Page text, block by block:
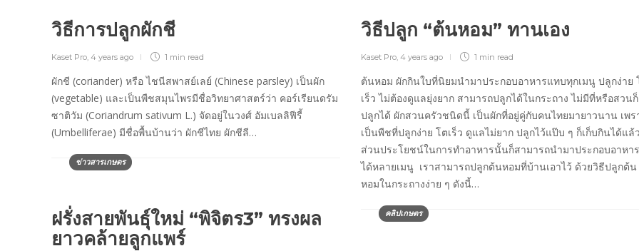
วิธีการปลูกผักชี
Kaset Pro, 4 years ago 1 min read
ผักชี (coriander) หรือ ไชนีสพาสย์เลย์ (Chinese parsley) เป็นผัก
(vegetable) และเป็นพืชสมุนไพรมีชื่อวิทยาศาสตร์ว่า คอร์เรียนดรัม
ซาติวัม (Coriandrum sativum L.) จัดอยู่ในวงศ์ อัมเบลลิฟีรี้
(Umbelliferae) มีชื่อพื้นบ้านว่า ผักชีไทย ผักชีลี…
วิธีปลูก “ต้นหอม” ทานเอง
Kaset Pro, 4 years ago 1 min read
ต้นหอม ผักกินใบที่นิยมนำมาประกอบอาหารแทบทุกเมนู ปลูกง่าย
เร็ว ไม่ต้องดูแลยุ่งยาก สามารถปลูกได้ในกระถาง ไม่มีที่หรือสวนก็
ปลูกได้ ผักสวนครัวชนิดนี้ เป็นผักที่อยู่คู่กับคนไทยมายาวนาน เพร
เป็นพืชที่ปลูกง่าย โตเร็ว ดูแลไม่ยาก ปลูกไว้แป๊บ ๆ ก็เก็บกินได้แล้ว
ส่วนประโยชน์ในการทำอาหารนั้นก็สามารถนำมาประกอบอาหาร
ได้หลายเมนู เราสามารถปลูกต้นหอมที่บ้านเอาไว้ ด้วยวิธีปลูกต้น
หอมในกระถางง่าย ๆ ดังนี้…
ข่าวสารเกษตร
ฝรั่งสายพันธุ์ใหม่ “พิจิตร3” ทรงผล
ยาวคล้ายลูกแพร์
คลิปเกษตร